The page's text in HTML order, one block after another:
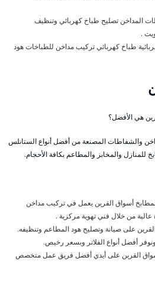
المداخن تصليح طباخ كهربائي وتنظيف
طباخ كهربائي تركيب مداخن للطباخات هود
هي الأفضل؟
والشفاطات المصنعة من أفضل أنواع الستانلس
والمخابز والمطاعم بكافة الأحجام.
أسواق القرين يعمل في تركيب مداخن
من خلال فني تهوية مركزية .
على صيانة وتصليح هود المطاعم وتنظيفه.
أفضل أنواع الفلاتر وبسعر رخيص.
القرين على أيدي أفضل فريق عمل متخصص